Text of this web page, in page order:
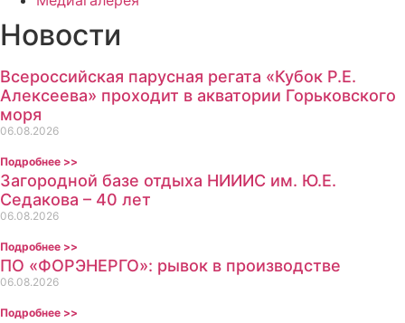
Новости
Всероссийская парусная регата «Кубок Р.Е.
Алексеева» проходит в акватории Горьковского
моря
06.08.2026
Подробнее >>
Загородной базе отдыха НИИИС им. Ю.Е.
Седакова – 40 лет
06.08.2026
Подробнее >>
ПО «ФОРЭНЕРГО»: рывок в производстве
06.08.2026
Подробнее >>